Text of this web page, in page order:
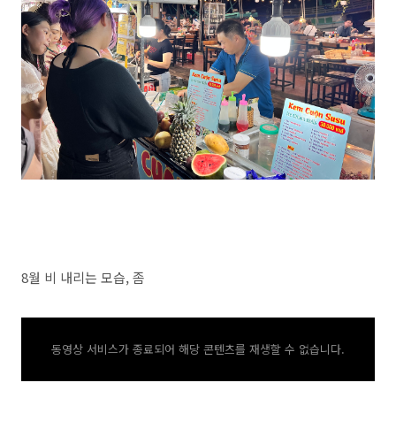
8월 비 내리는 모습, 좀
동영상 서비스가 종료되어 해당 콘텐츠를 재생할 수 없습니다.